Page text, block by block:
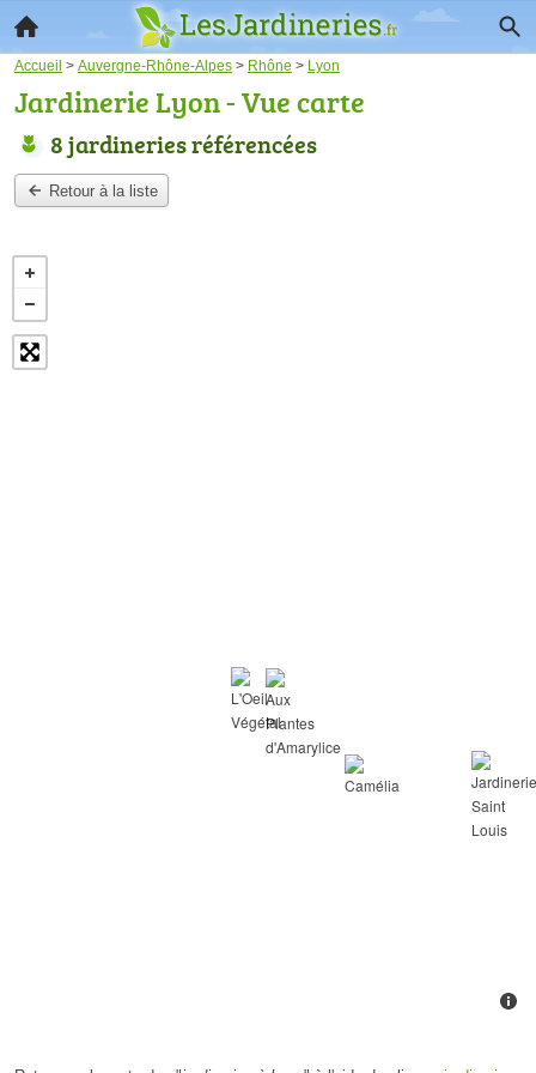
Accueil > Auvergne-Rhône-Alpes > Rhône > Lyon
Jardinerie Lyon - Vue carte
8 jardineries référencées
Retour à la liste